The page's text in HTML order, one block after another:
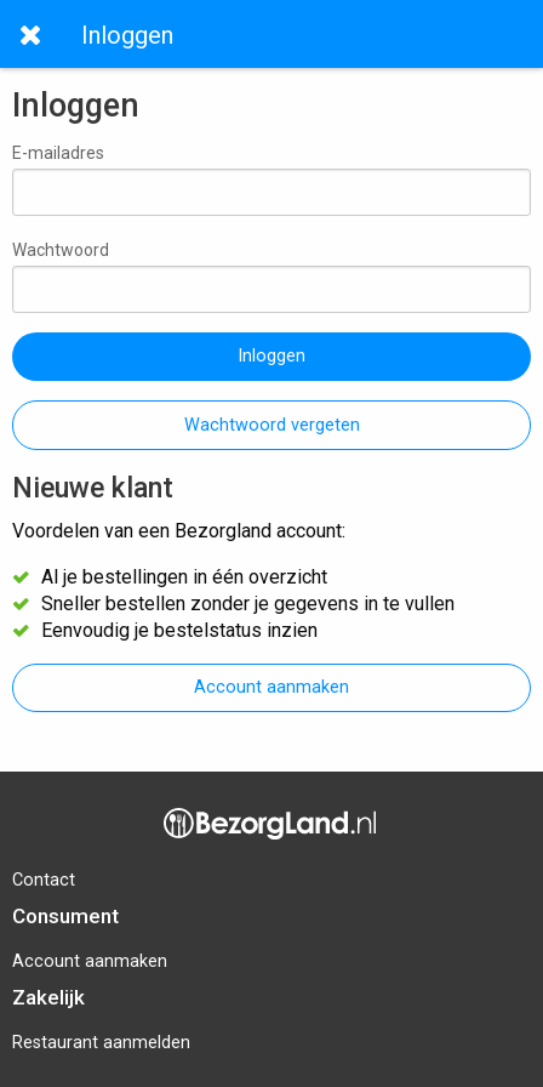
Inloggen
Inloggen
E-mailadres
Wachtwoord
Inloggen
Wachtwoord vergeten
Nieuwe klant
Voordelen van een Bezorgland account:
Al je bestellingen in één overzicht
Sneller bestellen zonder je gegevens in te vullen
Eenvoudig je bestelstatus inzien
Account aanmaken
Contact
Consument
Account aanmaken
Zakelijk
Restaurant aanmelden